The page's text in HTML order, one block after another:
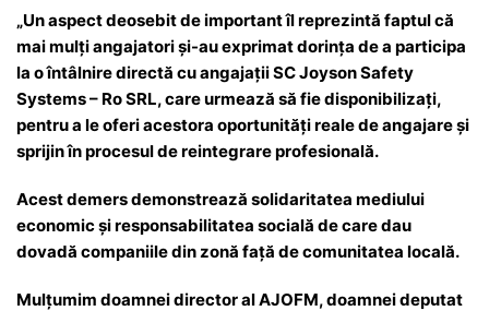
„Un aspect deosebit de important îl reprezintă faptul că
mai mulți angajatori și-au exprimat dorința de a participa
la oîntâlnire directă cu angajații SCJoysonSafety
Systems– Ro SRL, care urmează să fie disponibilizați,
pentru a le oferi acestora oportunități reale de angajare și
sprijinîn procesul de reintegrare profesională.
Acest demers demonstrează solidaritatea mediului
economic și responsabilitatea socială de care dau
dovadă companiile din zonă față de comunitatea locală.
Mulțumim doamnei director al AJOFM, doamnei deputat